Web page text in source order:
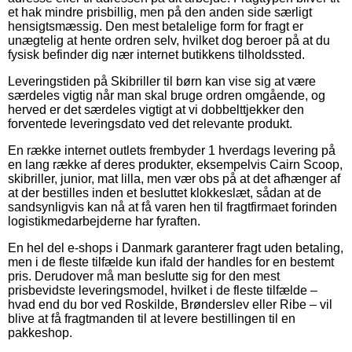
et hak mindre prisbillig, men på den anden side særligt
hensigtsmæssig. Den mest betalelige form for fragt er
unægtelig at hente ordren selv, hvilket dog beroer på at du
fysisk befinder dig nær internet butikkens tilholdssted.
Leveringstiden på Skibriller til børn kan vise sig at være
særdeles vigtig når man skal bruge ordren omgående, og
herved er det særdeles vigtigt at vi dobbelttjekker den
forventede leveringsdato ved det relevante produkt.
En række internet outlets frembyder 1 hverdags levering på
en lang række af deres produkter, eksempelvis Cairn Scoop,
skibriller, junior, mat lilla, men vær obs på at det afhænger af
at der bestilles inden et besluttet klokkeslæt, sådan at de
sandsynligvis kan nå at få varen hen til fragtfirmaet forinden
logistikmedarbejderne har fyraften.
En hel del e-shops i Danmark garanterer fragt uden betaling,
men i de fleste tilfælde kun ifald der handles for en bestemt
pris. Derudover må man beslutte sig for den mest
prisbevidste leveringsmodel, hvilket i de fleste tilfælde –
hvad end du bor ved Roskilde, Brønderslev eller Ribe – vil
blive at få fragtmanden til at levere bestillingen til en
pakkeshop.